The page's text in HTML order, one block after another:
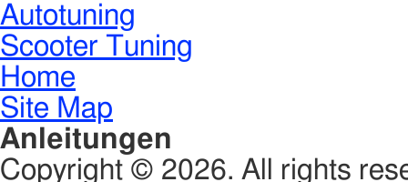
Autotuning
Scooter Tuning
Home
Site Map
Anleitungen
Copyright © 2026. All rights